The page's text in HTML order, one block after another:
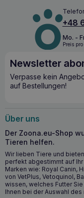
+48
Mo. -
Preis
Newsletter
Verpasse kein
auf Bestellungen!
Über uns
Der Zoona.eu-Shop
Tieren helfen.
Wir lieben Tiere und
perfekt abgestimmt auf
Marken wie: Royal Canin,
von VetPlus, Vetoquinol,
wissen, welches Futter
Ihnen bei der Auswahl